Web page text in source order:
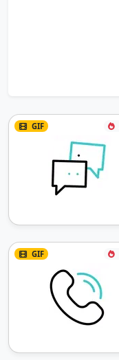
GIF
GIF